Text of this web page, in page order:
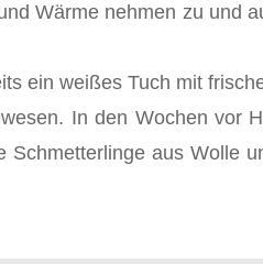
Wärme nehmen zu und
ein weißes Tuch mit
In den Wochen vor
aus Wolle